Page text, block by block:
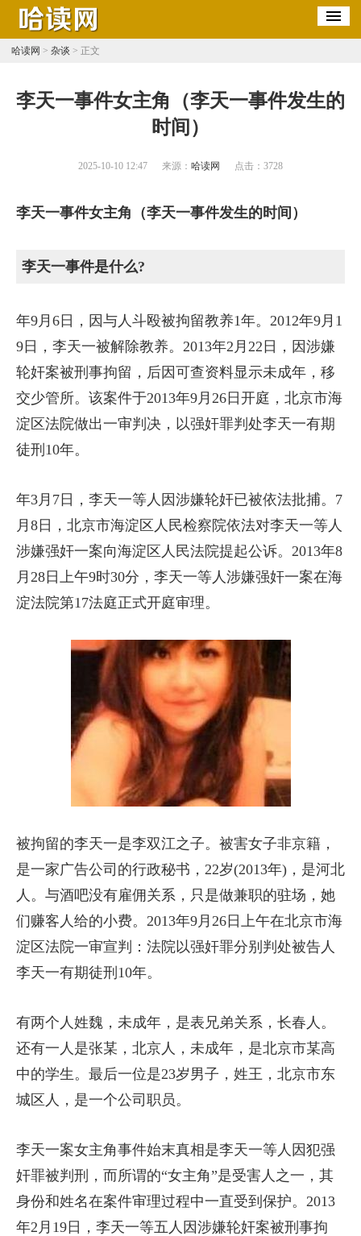
哈读网 > 杂谈 > 正文
​李天一事件女主角（李天一事件发生的
时间）
2025-10-10 12:47 来源： 哈读网 点击： 3728
李天一事件女主角（李天一事件发生的时间）
李天一事件是什么?
年9月6日，因与人斗殴被拘留教养1年。2012年9月1
9日，李天一被解除教养。2013年2月22日，因涉嫌
轮奸案被刑事拘留，后因可查资料显示未成年，移
交少管所。该案件于2013年9月26日开庭，北京市海
淀区法院做出一审判决，以强奸罪判处李天一有期
徒刑10年。
年3月7日，李天一等人因涉嫌轮奸已被依法批捕。7
月8日，北京市海淀区人民检察院依法对李天一等人
涉嫌强奸一案向海淀区人民法院提起公诉。2013年8
月28日上午9时30分，李天一等人涉嫌强奸一案在海
淀法院第17法庭正式开庭审理。
被拘留的李天一是李双江之子。被害女子非京籍，
是一家广告公司的行政秘书，22岁(2013年)，是河北
人。与酒吧没有雇佣关系，只是做兼职的驻场，她
们赚客人给的小费。2013年9月26日上午在北京市海
淀区法院一审宣判：法院以强奸罪分别判处被告人
李天一有期徒刑10年。
有两个人姓魏，未成年，是表兄弟关系，长春人。
还有一人是张某，北京人，未成年，是北京市某高
中的学生。最后一位是23岁男子，姓王，北京市东
城区人，是一个公司职员。
李天一案女主角事件始末真相是李天一等人因犯强
奸罪被判刑，而所谓的“女主角”是受害人之一，其
身份和姓名在案件审理过程中一直受到保护。2013
年2月19日，李天一等五人因涉嫌轮奸案被刑事拘